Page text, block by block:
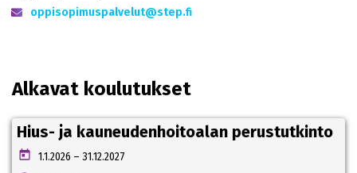
oppisopimuspalvelut@step.fi
Alkavat koulutukset
Hius- ja kauneudenhoitoalan perustutkinto
1.1.2026 – 31.12.2027